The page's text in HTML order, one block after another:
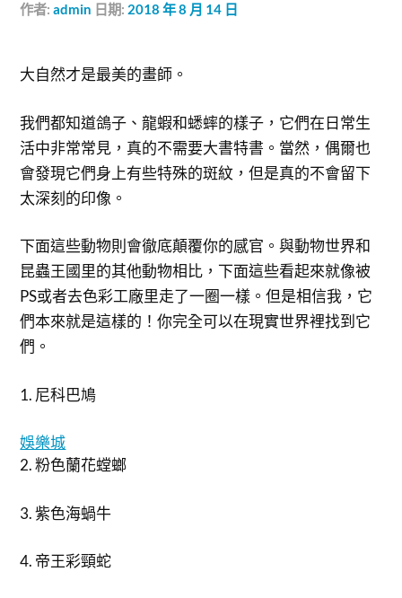
作者:admin 日期: 2018 年 8 月 14 日
大自然才是最美的畫師。
我們都知道鴿子、龍蝦和蟋蟀的樣子，它們在日常生
活中非常常見，真的不需要大書特書。當然，偶爾也
會發現它們身上有些特殊的斑紋，但是真的不會留下
太深刻的印像。
下面這些動物則會徹底顛覆你的感官。與動物世界和
昆蟲王國里的其他動物相比，下面這些看起來就像被
PS或者去色彩工廠里走了一圈一樣。但是相信我，它
們本來就是這樣的！你完全可以在現實世界裡找到它
們。
1. 尼科巴鳩
娛樂城
2. 粉色蘭花螳螂
3. 紫色海蝸牛
4. 帝王彩頸蛇